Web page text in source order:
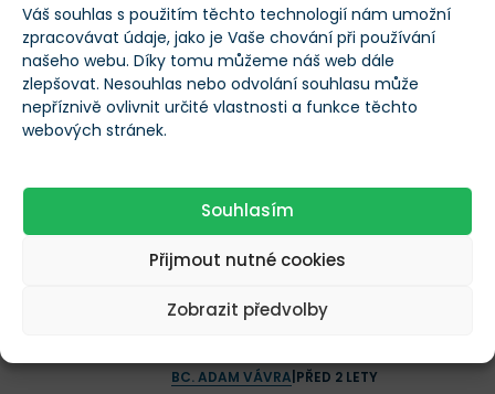
Váš souhlas s použitím těchto technologií nám umožní
zpracovávat údaje, jako je Vaše chování při používání
našeho webu. Díky tomu můžeme náš web dále
zlepšovat. Nesouhlas nebo odvolání souhlasu může
nepříznivě ovlivnit určité vlastnosti a funkce těchto
webových stránek.
Souhlasím
Přijmout nutné cookies
Zobrazit předvolby
Investování začátečníků, aneb
chyby, kterým se dá vyhnout,
část čtvrtá
BC. ADAM VÁVRA |PŘED 2 LETY
chyby, kterým se dá vyhnout,
část třetí
BC. ADAM VÁVRA|PŘED 2 LETY
chyby, kterým se vyhnout, část
BC. ADAM VÁVRA PŘED 2 LETY